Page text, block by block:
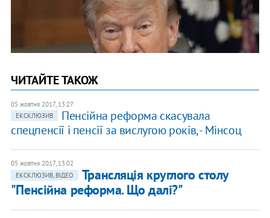
ЧИТАЙТЕ ТАКОЖ
05 жовтня 2017, 13:27
ЕКСКЛЮЗИВ
Пенсійна реформа скасувала
спецпенсії і пенсії за вислугою років, - Мінсоц
05 жовтня 2017, 13:02
ЕКСКЛЮЗИВ, ВІДЕО
Трансляція круглого столу
"Пенсійна реформа. Що далі?"